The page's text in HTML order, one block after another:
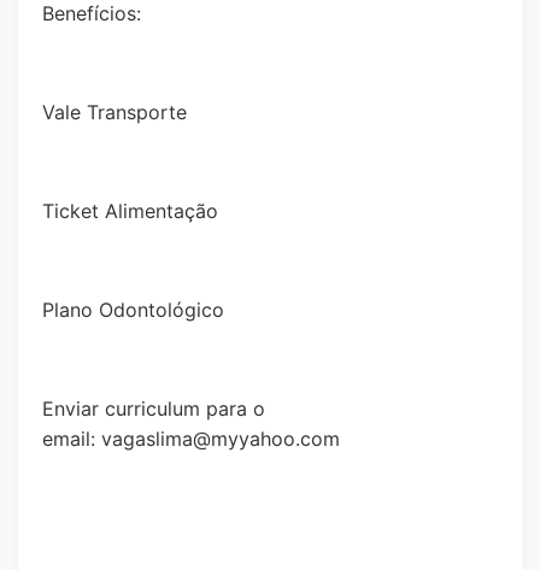
Benefícios:
Vale Transporte
Ticket Alimentação
Plano Odontológico
Enviar curriculum para o
email: vagaslima@myyahoo.com